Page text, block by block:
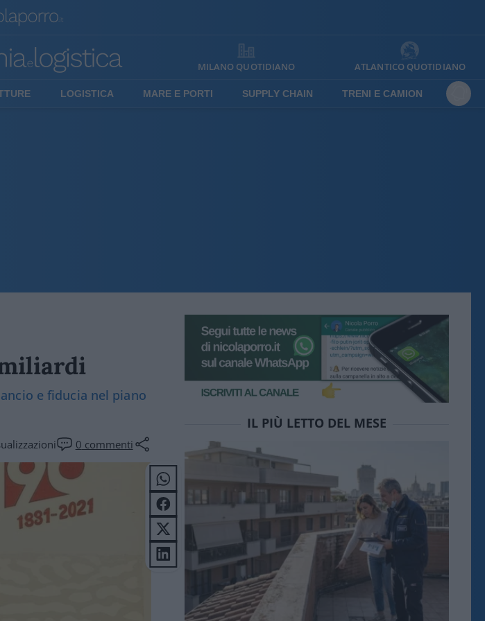
MILANO QUOTIDIANO ATLANTICO QUOTIDIANO
LOGISTICA MARE E PORTI SUPPLY CHAIN TRENI E CAMION
e fiducia nel piano
0 commenti
IL PIÙ LETTO DEL MESE